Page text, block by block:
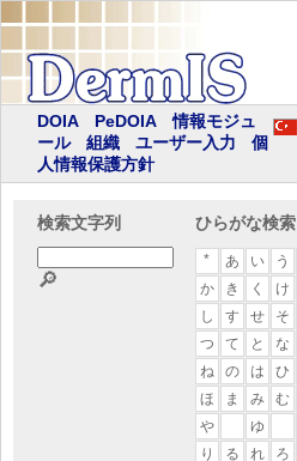
DOIA PeDOIA
情報モジュ
ール
組織 ユーザー入力
個
人情報保護方針
検索文字列
🔎
ひらがな検索
* あ い う
か
き く け
し
す せ そ
つ
て と な
ね
の は ひ
ほ
ま み む
や
ゆ
り
る れ ろ